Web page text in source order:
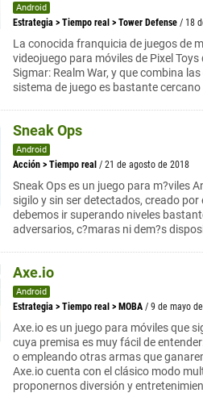
Android
Estrategia > Tiempo real > Tower Defense / 18
La conocida franquicia de juegos de
videojuego para móviles de Pixel
Sigmar: Realm War, y que combina
sistema de juego es bastante
Sneak Ops
Android
Acción > Tiempo real / 21 de agosto de 2018
Sneak Ops es un juego para m?viles
sigilo y sin ser detectados, creado
debemos ir superando niveles
adversarios, c?maras ni dem?s
Axe.io
Android
Estrategia > Tiempo real > MOBA / 9 de mayo
Axe.io es un juego para móviles que
cuya premisa es muy fácil de
o empleando otras armas que
Axe.io cuenta con el clásico modo
proponernos diversión y